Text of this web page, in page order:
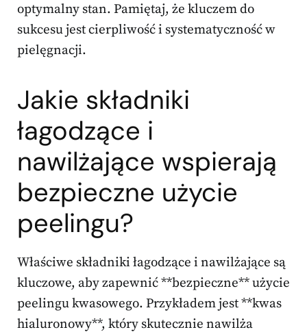
optymalny stan. Pamiętaj, że kluczem do
sukcesu jest cierpliwość i systematyczność w
pielęgnacji.
Jakie składniki
łagodzące i
nawilżające wspierają
bezpieczne użycie
peelingu?
Właściwe składniki łagodzące i nawilżające są
kluczowe, aby zapewnić **bezpieczne** użycie
peelingu kwasowego. Przykładem jest **kwas
hialuronowy**, który skutecznie nawilża